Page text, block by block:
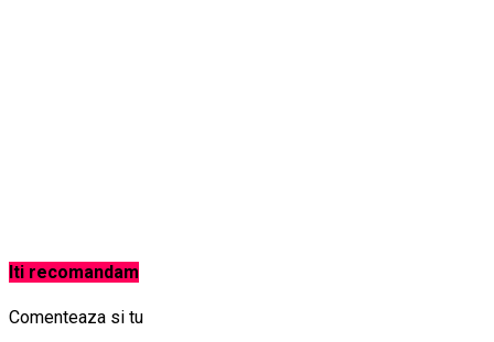
Iti recomandam
Comenteaza si tu